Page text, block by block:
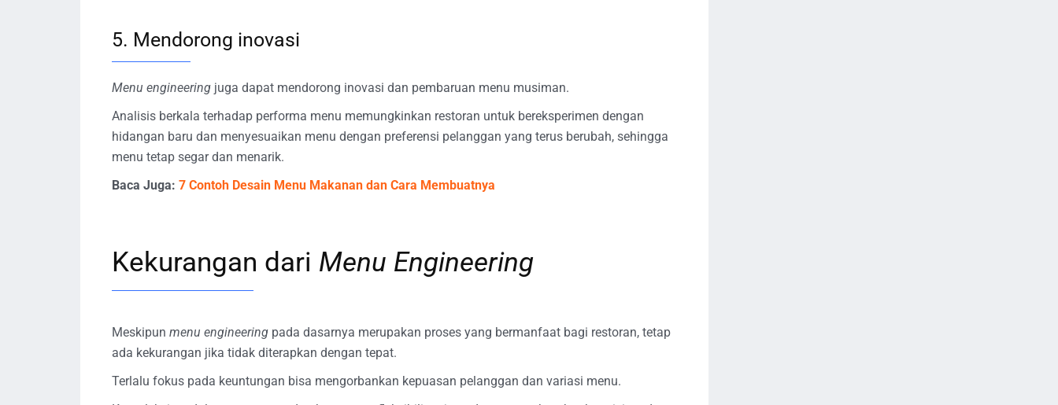
5. Mendorong inovasi
Menu engineering juga dapat mendorong inovasi dan pembaruan menu musiman.
Analisis berkala terhadap performa menu memungkinkan restoran untuk bereksperimen dengan
hidangan baru dan menyesuaikan menu dengan preferensi pelanggan yang terus berubah, sehingga
menu tetap segar dan menarik.
Baca Juga: 7 Contoh Desain Menu Makanan dan Cara Membuatnya
Kekurangan dari Menu Engineering
Meskipun menu engineering pada dasarnya merupakan proses yang bermanfaat bagi restoran, tetap
ada kekurangan jika tidak diterapkan dengan tepat.
Terlalu fokus pada keuntungan bisa mengorbankan kepuasan pelanggan dan variasi menu.